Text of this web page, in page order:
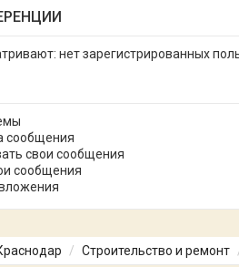
нет зарегистрированных
сообщения
свои сообщения
сообщения
Строительство и ремонт